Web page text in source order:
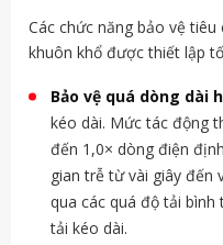
Các chức năng bảo vệ
khuôn khổ được thiết lập
Bảo vệ quá dòng dài
kéo dài. Mức tác động
đến 1,0× dòng điện
gian trễ từ vài giây đến
qua các quá độ tải
tải kéo dài.